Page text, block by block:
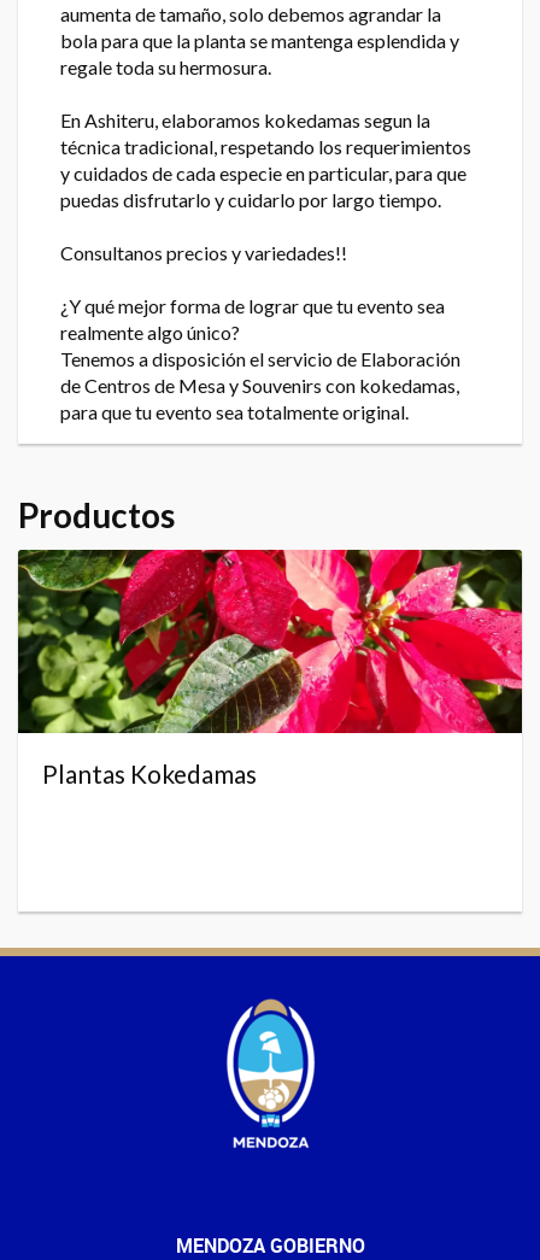
aumenta de tamaño, solo debemos agrandar la
bola para que la planta se mantenga esplendida y
regale toda su hermosura.
En Ashiteru, elaboramos kokedamas segun la
técnica tradicional, respetando los requerimientos
y cuidados de cada especie en particular, para que
puedas disfrutarlo y cuidarlo por largo tiempo.
Consultanos precios y variedades!!
¿Y qué mejor forma de lograr que tu evento sea
realmente algo único?
Tenemos a disposición el servicio de Elaboración
de Centros de Mesa y Souvenirs con kokedamas,
para que tu evento sea totalmente original.
Productos
Plantas Kokedamas
MENDOZA GOBIERNO